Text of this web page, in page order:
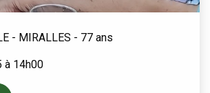
- MIRALLES - 77 ans
à 14h00